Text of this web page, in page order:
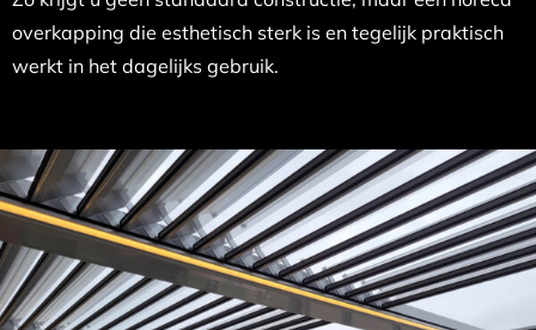
overkapping die esthetisch sterk is en tegelijk praktisch
werkt in het dagelijks gebruik.